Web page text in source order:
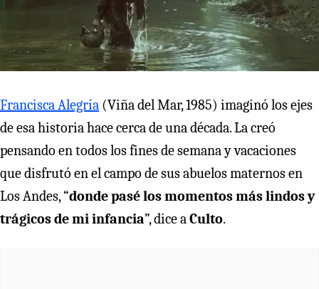
Francisca Alegría (Viña del Mar, 1985) imaginó los ejes
de esa historia hace cerca de una década. La creó
pensando en todos los fines de semana y vacaciones
que disfrutó en el campo de sus abuelos maternos en
Los Andes, “donde pasé los momentos más lindos y
trágicos de mi infancia”, dice aCulto.